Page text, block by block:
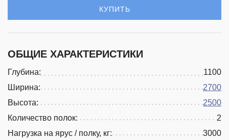
КУПИТЬ
ОБЩИЕ ХАРАКТЕРИСТИКИ
Глубина:
1100
Ширина:
2700
Высота:
2500
Количество полок:
2
Нагрузка на ярус / полку, кг:
3000